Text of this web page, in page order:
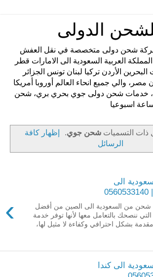
الدولى
شركة شحن دولى متخصصة في نقل العفش
العربية السعودية الى الامارات قطر
الأردن تركيا لبنان تونس الجزائر
مصر، والي جميع انحاء العالم أوروبا أمريكا
خدمات شحن دولى جوي بحري بري، شحن
ذات التسميات شحن جوي.
إظهار كافة
الرسائل
الى
›
من السعودية الى الصين من أفضل
التي ننصحك بالتعامل معها لأنها توفر خدمة
بشكل احترافي وكفاءة لا مثيل لها،
الى كندا